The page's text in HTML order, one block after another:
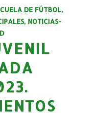
DE FÚTBOL,
, NOTICIAS-